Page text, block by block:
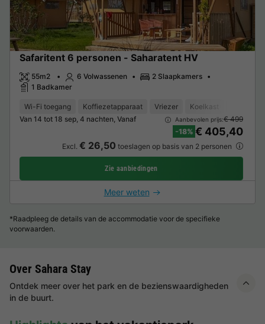
Safaritent 6 personen - Saharatent HV
55m2 6 Volwassenen
2 Slaapkamers
1 Badkamer
Wi-Fi toegang Koffiezetapparaat Vriezer Koelkast
Van 14 tot 18 sep, 4 nachten, Vanaf
Aanbevolen prijs:€ 499
-18% € 405,40
Excl. € 26,50 toeslagen op basis van 2 personen
Zie aanbiedingen
Meer weten
*Raadpleeg de details van de accommodatie voor de specifieke
voorwaarden.
Over Sahara Stay
Ontdek meer over het park en de bezienswaardigheden
in de buurt.